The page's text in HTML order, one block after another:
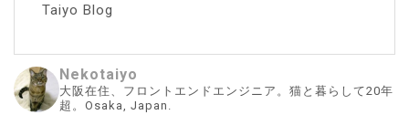
Taiyo Blog
Nekotaiyo
大阪在住、フロントエンドエンジニア。猫と暮らして20年
超。Osaka, Japan.